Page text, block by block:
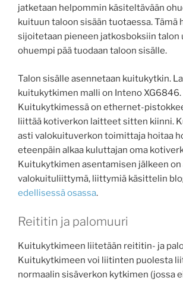
jatketaan helpommin käsiteltävään
kuituun taloon sisään tuotaessa. Tämä
sijoitetaan pieneen jatkosboksiin talon
ohuempi pää tuodaan taloon sisälle.
Talon sisälle asennetaan kuitukytkin.
kuitukytkimen malli on Inteno XG6846.
Kuitukytkimessä on ethernet-
liittää kotiverkon laitteet sitten kiinni.
asti valokuituverkon toimittaja hoitaa
eteenpäin alkaa kuluttajan oma
Kuitukytkimen asentamisen jälkeen on
valokuituliittymä, liittymiä käsittelin
edellisessä osassa.
Reititin ja palomuuri
Kuitukytkimeen liitetään reititin- ja
Kuitukytkimeen voi liitinten puolesta
normaalin sisäverkon kytkimen (jossa